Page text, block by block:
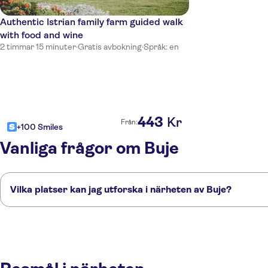
Authentic Istrian family farm guided walk
with food and wine
2 timmar 15 minuter·Gratis avbokning·Språk: en
+100 Smiles Från:443 Kr
Vanliga frågor om Buje
Vilka platser kan jag utforska i närheten av Buje?